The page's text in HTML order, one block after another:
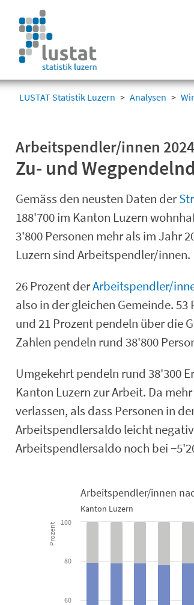
LUSTAT Statistik Luzern Analysen
Arbeitspendler/innen 2024
Zu- und
Gemäss den neusten Daten der
188'700 im Kanton Luzern
3'800 Personen mehr als im Jahr
Luzern sind Arbeitspendler/innen.
26 Prozent derArbeitspendler/
also in der gleichen Gemeinde.
und 21 Prozent pendeln über die
Zahlen pendeln rund 38'800
Umgekehrt pendeln rund 38'300
Kanton Luzern zur Arbeit. Da
verlassen, als dass Personen in
Arbeitspendlersaldo leicht
Arbeitspendlersaldo noch bei
Arbeitspendler/innen
Bar chart with 3 data series.
Kanton Luzern
The chart has 1 Y axis displaying Prozent.
Prozent
Arbeitspendler/innen
Kanton Luzern
60
80
100